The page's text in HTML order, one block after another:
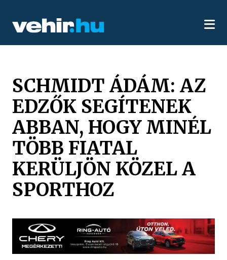
SCHMIDT ÁDÁM: AZ
EDZŐK SEGÍTENEK
ABBAN, HOGY MINÉL
TÖBB FIATAL
KERÜLJÖN KÖZEL A
SPORTHOZ